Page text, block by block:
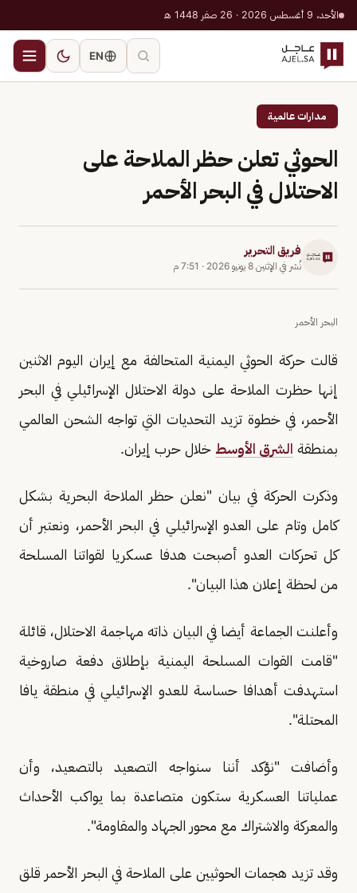
الأحد، 9 أغسطس 2026 · 26 صفر 1448 هـ
EN
مدارات عالمية
الحوثي تعلن حظر الملاحة على
الاحتلال في البحر الأحمر
فريق التحرير
نُشر في الإثنين 8 يونيو 2026 · 7:51 م
البحر الأحمر
قالت حركة الحوثي اليمنية المتحالفة مع إيران اليوم الاثنين
إنها حظرت الملاحة على دولة الاحتلال الإسرائيلي في البحر
الأحمر، في خطوة تزيد التحديات التي تواجه الشحن العالمي
بمنطقة الشرق الأوسط خلال حرب إيران.
وذكرت الحركة في بيان "نعلن حظر الملاحة البحرية بشكل
كامل وتام على العدو الإسرائيلي في البحر الأحمر، ونعتبر أن
كل تحركات العدو أصبحت هدفا عسكريا لقواتنا المسلحة
من لحظة إعلان هذا البيان".
وأعلنت الجماعة أيضا في البيان ذاته مهاجمة الاحتلال، قائلة
"قامت القوات المسلحة اليمنية بإطلاق دفعة صاروخية
استهدفت أهدافا حساسة للعدو الإسرائيلي في منطقة يافا
المحتلة".
وأضافت "نؤكد أننا سنواجه التصعيد بالتصعيد، وأن
عملياتنا العسكرية ستكون متصاعدة بما يواكب الأحداث
والمعركة والاشتراك مع محور الجهاد والمقاومة".
وقد تزيد هجمات الحوثيين على الملاحة في البحر الأحمر قلق